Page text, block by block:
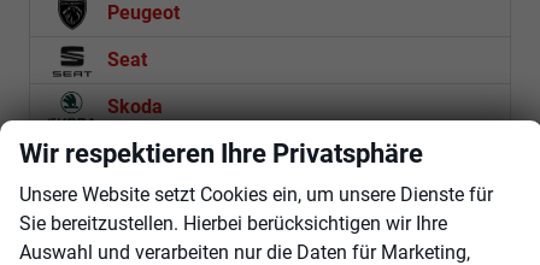
Peugeot
Seat
Skoda
Suzuki
Toyota
Volkswagen
Wir respektieren Ihre Privatsphäre
Unsere Website setzt Cookies ein, um unsere Dienste für
Sie bereitzustellen. Hierbei berücksichtigen wir Ihre
Auswahl und verarbeiten nur die Daten für Marketing,